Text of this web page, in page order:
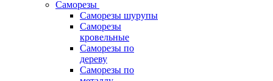
Саморезы
Саморезы шурупы
Саморезы
кровельные
Саморезы по
дереву
Саморезы по